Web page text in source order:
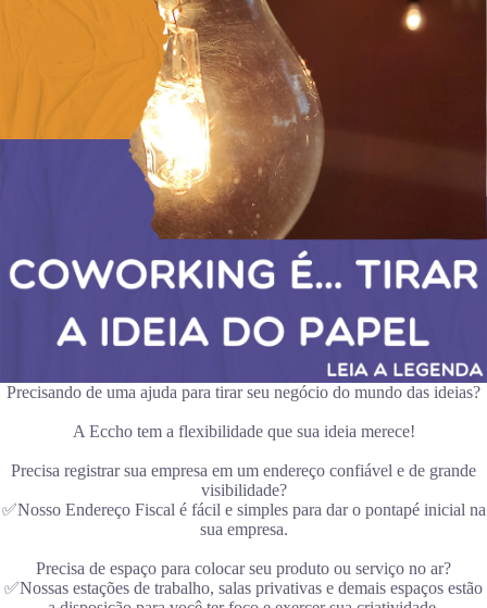
Precisando de uma ajuda para tirar seu negócio do mundo das ideias?
A Eccho tem a flexibilidade que sua ideia merece!
Precisa registrar sua empresa em um endereço confiável e de grande
visibilidade?
✅Nosso Endereço Fiscal é fácil e simples para dar o pontapé inicial na
sua empresa.
Precisa de espaço para colocar seu produto ou serviço no ar?
✅Nossas estações de trabalho, salas privativas e demais espaços estão